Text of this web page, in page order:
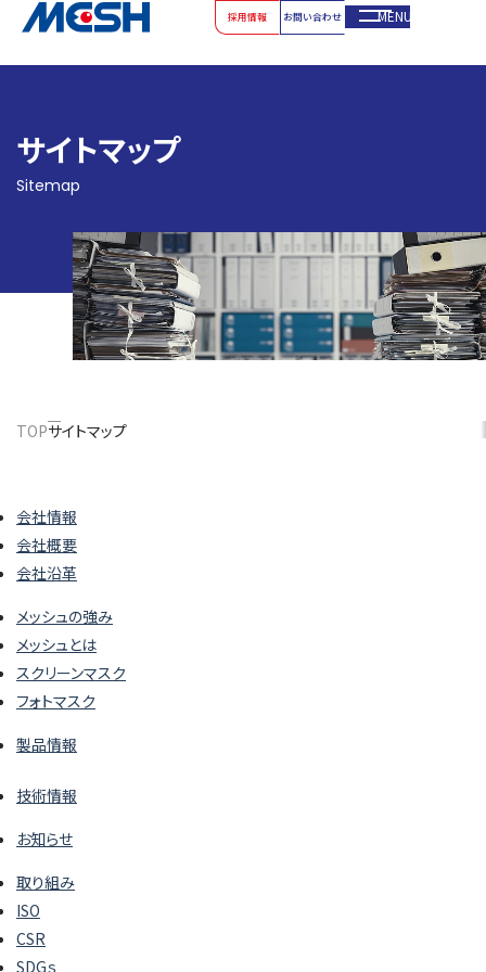
MENU
採用情報 お問い合わせ
サイトマップ
Sitemap
TOPサイトマップ
会社情報
会社概要
会社沿革
メッシュの強み
メッシュとは
スクリーンマスク
フォトマスク
製品情報
技術情報
お知らせ
取り組み
ISO
CSR
SDGｓ